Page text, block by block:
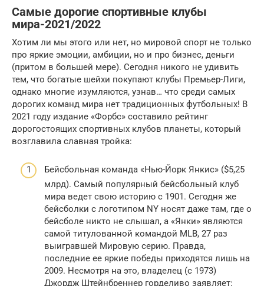
Самые дорогие спортивные клубы
мира-2021/2022
Хотим ли мы этого или нет, но мировой спорт не только
про яркие эмоции, амбиции, но и про бизнес, деньги
(притом в большей мере). Сегодня никого не удивить
тем, что богатые шейхи покупают клубы Премьер-Лиги,
однако многие изумляются, узнав… что среди самых
дорогих команд мира нет традиционных футбольных! В
2021 году издание «Форбс» составило рейтинг
дорогостоящих спортивных клубов планеты, который
возглавила славная тройка:
Бейсбольная команда «Нью-Йорк Янкис» ($5,25
млрд). Самый популярный бейсбольный клуб
мира ведет свою историю с 1901. Сегодня же
бейсболки с логотипом NY носят даже там, где о
бейсболе никто не слышал, а «Янки» являются
самой титулованной командой MLB, 27 раз
выигравшей Мировую серию. Правда,
последние ее яркие победы приходятся лишь на
2009. Несмотря на это, владелец (с 1973)
Джордж Штейнбреннер горделиво заявляет: